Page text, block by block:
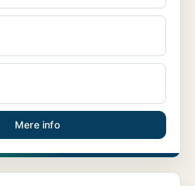
Mere info